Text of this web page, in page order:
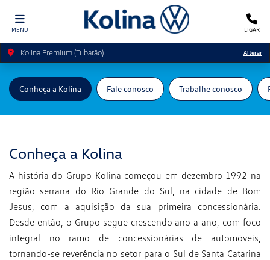
MENU LIGAR
Kolina Premium (Tubarão) Alterar
Conheça a Kolina Fale conosco Trabalhe conosco
Conheça a Kolina
A história do Grupo Kolina começou em dezembro 1992 na
região serrana do Rio Grande do Sul, na cidade de Bom
Jesus, com a aquisição da sua primeira concessionária.
Desde então, o Grupo segue crescendo ano a ano, com foco
integral no ramo de concessionárias de automóveis,
tornando-se reverência no setor para o Sul de Santa Catarina